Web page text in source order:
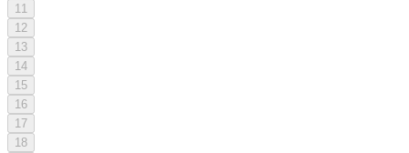
11
12
13
14
15
16
17
18